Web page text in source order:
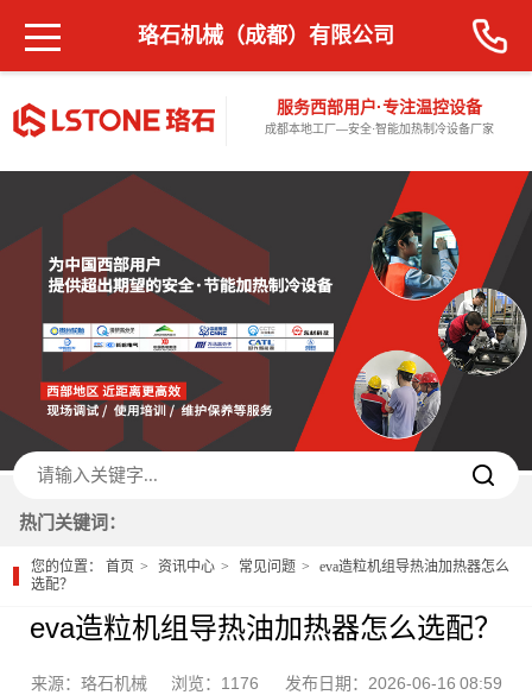
服务西部用户·专注温控设备
成都本地工厂—安全·智能加热制冷设备厂家
珞石机械（成都）有限公司
热门关键词：
您的位置：首页 资讯中心 常见问题
eva造粒机组导热油加热器怎么
选配？
eva造粒机组导热油加热器怎么选配？
来源：珞石机械 浏览：1176 发布日期：2026-06-16 08:59